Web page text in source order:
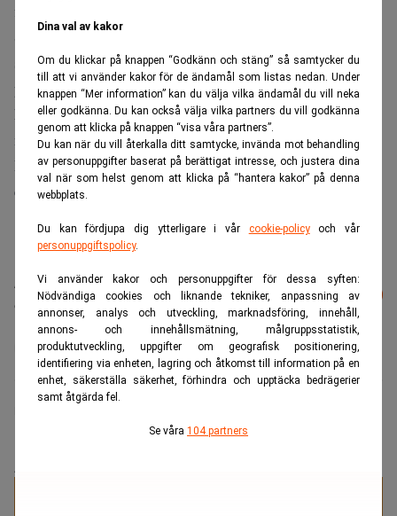
Dina val av kakor
Om du klickar på knappen “Godkänn och stäng” så samtycker du
till att vi använder kakor för de ändamål som listas nedan. Under
knappen “Mer information” kan du välja vilka ändamål du vill neka
eller godkänna. Du kan också välja vilka partners du vill godkänna
genom att klicka på knappen “visa våra partners”.
Du kan när du vill återkalla ditt samtycke, invända mot behandling
av personuppgifter baserat på berättigat intresse, och justera dina
val när som helst genom att klicka på “hantera kakor” på denna
webbplats.
Du kan fördjupa dig ytterligare i vår cookie-policyoch vår
personuppgiftspolicy.
Vi använder kakor och personuppgifter för dessa syften:
Nödvändiga cookies och liknande tekniker, anpassning av
annonser, analys och utveckling, marknadsföring, innehåll,
annons- och innehållsmätning, målgruppsstatistik,
produktutveckling, uppgifter om geografisk positionering,
identifiering via enheten, lagring och åtkomst till information på en
enhet, säkerställa säkerhet, förhindra och upptäcka bedrägerier
samt åtgärda fel.
Se våra 104 partners
finansavdelning tillsammans med min kollega och mentor,
Svante Hultqvist, kommer alltid att vara en källa till
stolthet. Nu ska jag fortsätta att bygga personliga,
professionella och stimulerande relationer med både
kollegor och klienter – jag ser fram emot att bygga en helt
ny typ av firma tillsammans med teamet på RE:FI STHLM.
Det här kommer att bli väldigt kul, säger Johan Lundberg i
en skriftlig kommentar.
Läs mer från Realtid - vårt nyhetsbrev
är kostnadsfritt:
Prenumerera
Advokatbyrå Advokatfirman Cederquist
ANNONS